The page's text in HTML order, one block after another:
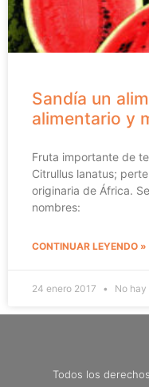
Sandía un
alimentario y
Fruta importante de
Citrullus lanatus;
originaria de África.
nombres:
CONTINUAR LEYENDO »
24 enero 2017 No
Todos los